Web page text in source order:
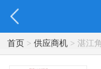
首页> 供应商机> 湛江